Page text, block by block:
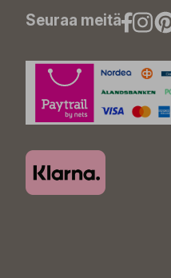
Seuraa meitä